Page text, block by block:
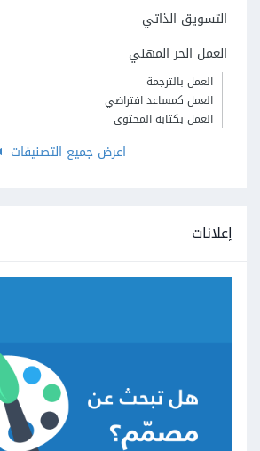
التسويق الذاتي
العمل الحر المهني
العمل بالترجمة
العمل كمساعد افتراضي
العمل بكتابة المحتوى
اعرض جميع التصنيفات
إعلانات